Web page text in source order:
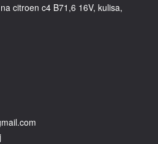
citroen c4 B71,6 16V, kulisa,